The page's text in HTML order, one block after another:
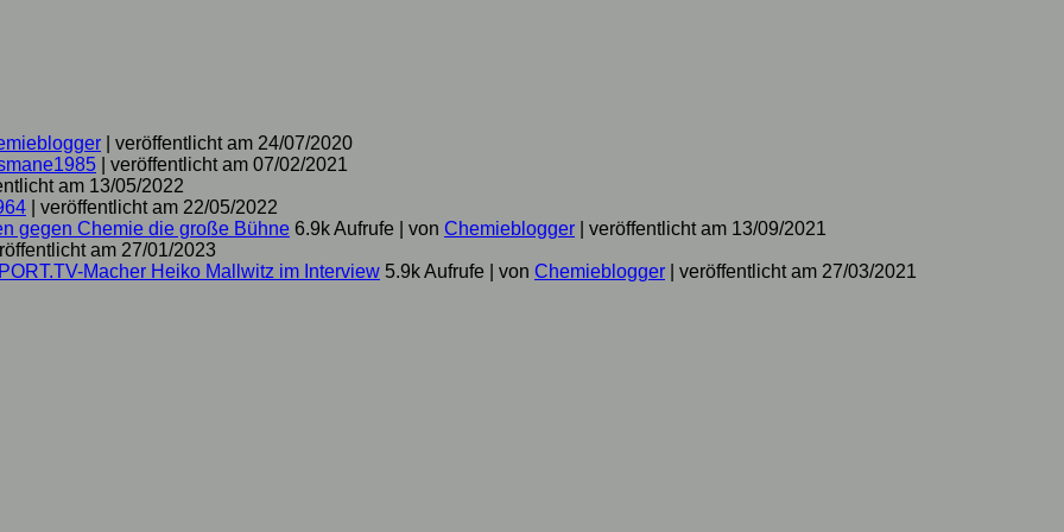
veröffentlicht am 24/07/2020
veröffentlicht am 07/02/2021
am 13/05/2022
veröffentlicht am 22/05/2022
gegen Chemie die große Bühne 6.9k Aufrufe von Chemieblogger
veröffentlicht am 13/09/2021
am 27/01/2023
Macher Heiko Mallwitz im Interview 5.9k Aufrufe von Chemieblogger veröffentlicht am 27/03/2021